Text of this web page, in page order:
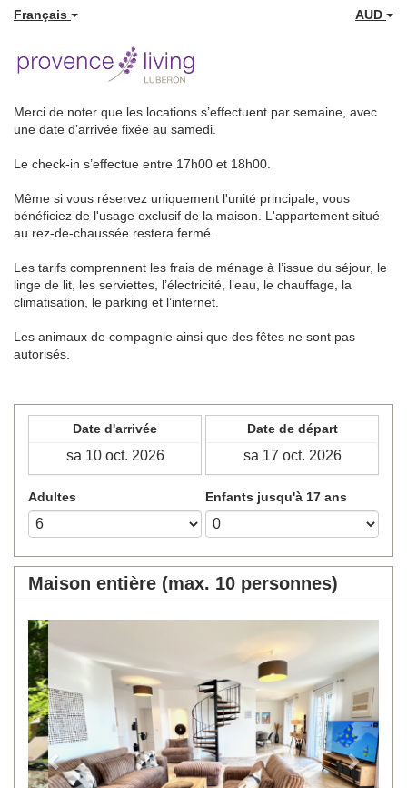
Français AUD
Merci de noter que les locations s’effectuent par semaine, avec
une date d’arrivée fixée au samedi.
Le check-in s’effectue entre 17h00 et 18h00.
Même si vous réservez uniquement l'unité principale, vous
bénéficiez de l'usage exclusif de la maison. L'appartement situé
au rez-de-chaussée restera fermé.
Les tarifs comprennent les frais de ménage à l’issue du séjour, le
linge de lit, les serviettes, l’électricité, l’eau, le chauffage, la
climatisation, le parking et l’internet.
Les animaux de compagnie ainsi que des fêtes ne sont pas
autorisés.
Date d'arrivée Date de départ
Adultes Enfants jusqu'à 17 ans
Maison entière (max. 10 personnes)
Next